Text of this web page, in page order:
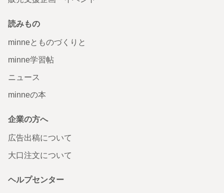
読みもの
minneとものづくりと
minne学習帖
ニュース
minneの本
企業の方へ
広告出稿について
大口注文について
ヘルプセンター